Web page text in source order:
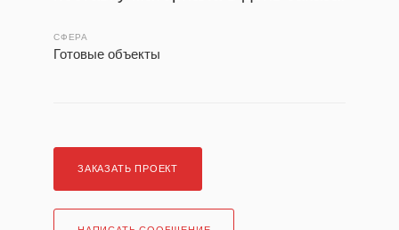
СФЕРА
Готовые объекты
ЗАКАЗАТЬ ПРОЕКТ